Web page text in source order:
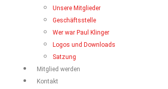
Unsere Mitglieder
Geschäftsstelle
Wer war Paul Klinger
Logos und Downloads
Satzung
Mitglied werden
Kontakt